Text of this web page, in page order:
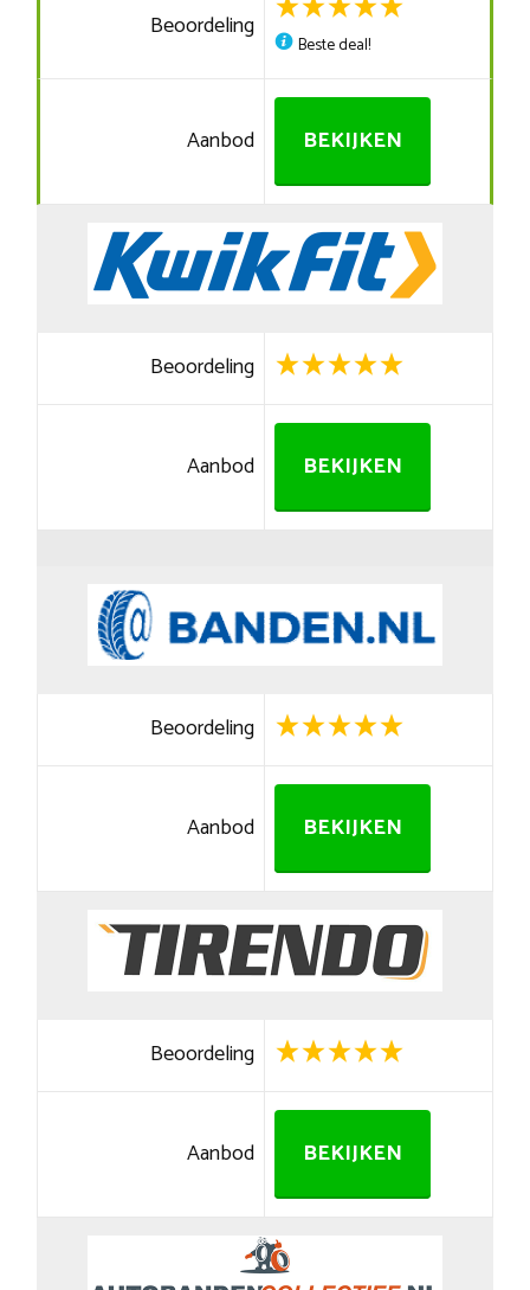
Beoordeling
Beste deal!
Aanbod BEKIJKEN
Beoordeling
Aanbod BEKIJKEN
Beoordeling
Aanbod BEKIJKEN
Beoordeling
Aanbod BEKIJKEN